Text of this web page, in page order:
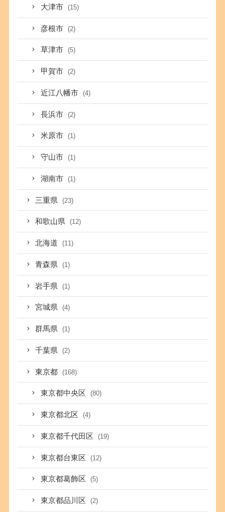
大津市 (15)
彦根市 (2)
草津市 (5)
甲賀市 (2)
近江八幡市 (4)
長浜市 (2)
米原市 (1)
守山市 (1)
湖南市 (1)
三重県 (23)
和歌山県 (12)
北海道 (11)
青森県 (1)
岩手県 (1)
宮城県 (4)
群馬県 (1)
千葉県 (2)
東京都 (168)
東京都中央区 (80)
東京都北区 (4)
東京都千代田区 (19)
東京都台東区 (12)
東京都葛飾区 (5)
東京都品川区 (2)